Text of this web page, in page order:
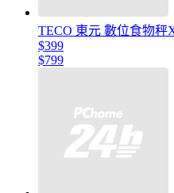
TECO 東元 數位食物秤
$399
$799